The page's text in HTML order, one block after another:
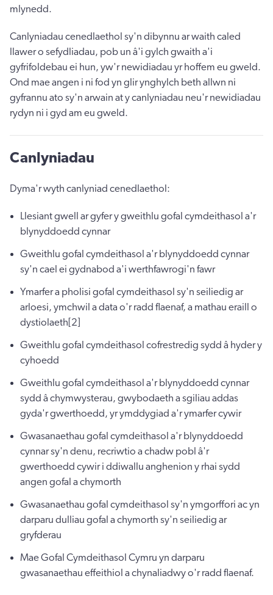
mlynedd.
Canlyniadau cenedlaethol sy'n dibynnu ar waith caled
llawer o sefydliadau, pob un â'i gylch gwaith a'i
gyfrifoldebau ei hun, yw'r newidiadau yr hoffem eu gweld.
Ond mae angen i ni fod yn glir ynghylch beth allwn ni
gyfrannu ato sy'n arwain at y canlyniadau neu'r newidiadau
rydyn ni i gyd am eu gweld.
Canlyniadau
Dyma'r wyth canlyniad cenedlaethol:
Llesiant gwell ar gyfer y gweithlu gofal cymdeithasol a'r
blynyddoedd cynnar
Gweithlu gofal cymdeithasol a'r blynyddoedd cynnar
sy'n cael ei gydnabod a'i werthfawrogi'n fawr
Ymarfer a pholisi gofal cymdeithasol sy'n seiliedig ar
arloesi, ymchwil a data o'r radd flaenaf, a mathau eraill o
dystiolaeth[2]
Gweithlu gofal cymdeithasol cofrestredig sydd â hyder y
cyhoedd
Gweithlu gofal cymdeithasol a'r blynyddoedd cynnar
sydd â chymwysterau, gwybodaeth a sgiliau addas
gyda'r gwerthoedd, yr ymddygiad a'r ymarfer cywir
Gwasanaethau gofal cymdeithasol a'r blynyddoedd
cynnar sy'n denu, recriwtio a chadw pobl â'r
gwerthoedd cywir i ddiwallu anghenion y rhai sydd
angen gofal a chymorth
Gwasanaethau gofal cymdeithasol sy'n ymgorffori ac yn
darparu dulliau gofal a chymorth sy'n seiliedig ar
gryfderau
Mae Gofal Cymdeithasol Cymru yn darparu
gwasanaethau effeithiol a chynaliadwy o'r radd flaenaf.